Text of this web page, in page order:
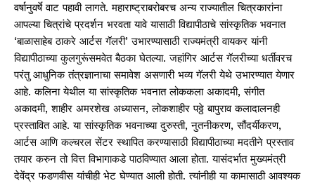
वर्षानुवर्षे वाट पहावी लागते. महाराष्ट्राबरोबरच अन्य राज्यातील चित्रकारांना
आपल्या चित्रांचे प्रदर्शन भरवता यावे यासाठी विद्यापीठाचे सांस्कृतिक भवनात
‘बाळासाहेब ठाकरे आर्टस गॅलरी’ उभारण्यासाठी राज्यमंत्री वायकर यांनी
विद्यापीठाच्या कुलगुरूंसमवेत बैठका घेतल्या. जहांगिर आर्टस गॅलरीच्या धर्तीवरच
परंतु आधुनिक तंत्रज्ञानाचा समावेश असणारी भव्य गॅलरी येथे उभारण्यात येणार
आहे. कलिना येथील या सांस्कृतिक भवनात लोककला अकादमी, संगीत
अकादमी, शाहीर अमरशेख अध्यासन, लोकशाहीर पठ्ठे बापुराव कलादालनही
प्रस्तावित आहे. या सांस्कृतिक भवनाच्या दुरुस्ती, नुतनीकरण, सौंदर्यीकरण,
आर्टस आणि कल्चरल सेंटर स्थापित करण्यासाठी विद्यापीठाच्या मदतीने प्रस्ताव
तयार करुन तो वित्त विभागाकडे पाठविण्यात आला होता. यासंदर्भात मुख्यमंत्री
देवेंद्र फडणवीस यांचीही भेट घेण्यात आली होती. त्यांनीही या कामासाठी आवश्यक